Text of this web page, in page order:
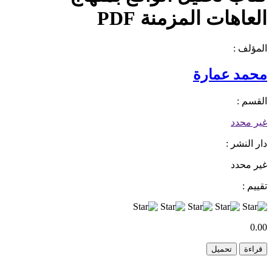
العاهات المزمنة PDF
المؤلف :
محمد عمارة
القسم :
غير محدد
دار النشر :
غير محدد
تقييم :
0.00
قراءة تحميل